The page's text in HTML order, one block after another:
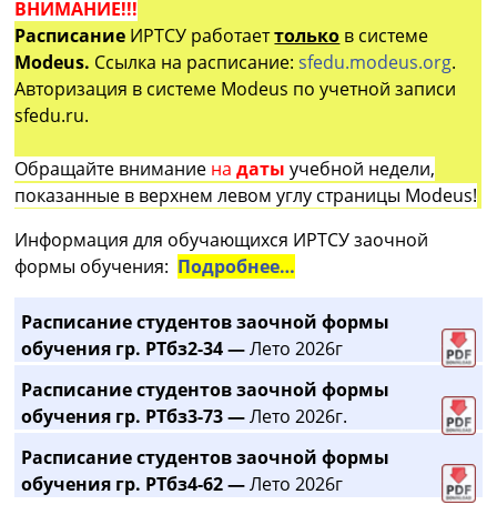
ВНИМАНИЕ!!!
Расписание ИРТСУ работаеттолько в системе
Modeus. Ссылка на расписание:sfedu.modeus.org.
Авторизация в системе Modeus по учетной записи
sfedu.ru.
Обращайте внимание на датыучебной недели,
показанные в верхнем левом углу страницы Modeus!
Информация для обучающихся ИРТСУ заочной
формы обучения: Подробнее…
Расписание студентов заочной формы
обучения гр. РТбз2-34 —Лето 2026г
Расписание студентов заочной формы
обучения гр. РТбз3-73 —Лето 2026г.
Расписание студентов заочной формы
обучения гр. РТбз4-62 —Лето 2026г